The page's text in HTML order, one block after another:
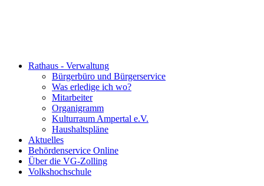
Rathaus - Verwaltung
Bürgerbüro und Bürgerservice
Was erledige ich wo?
Mitarbeiter
Organigramm
Kulturraum Ampertal e.V.
Haushaltspläne
Aktuelles
Behördenservice Online
Über die VG-Zolling
Volkshochschule